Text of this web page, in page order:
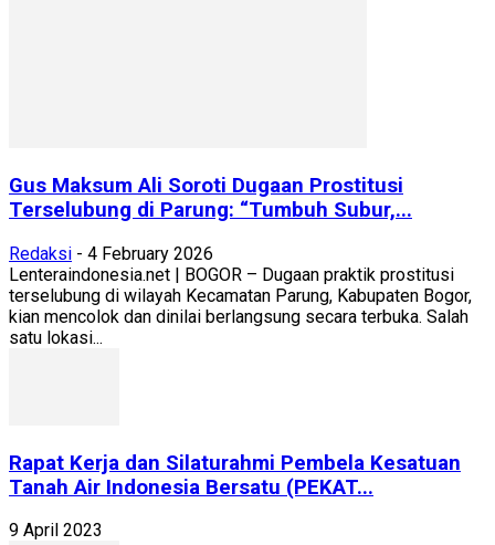
Gus Maksum Ali Soroti Dugaan Prostitusi
Terselubung di Parung: “Tumbuh Subur,...
Redaksi - 4 February 2026
Lenteraindonesia.net | BOGOR – Dugaan praktik prostitusi
terselubung di wilayah Kecamatan Parung, Kabupaten Bogor,
kian mencolok dan dinilai berlangsung secara terbuka. Salah
satu lokasi...
Rapat Kerja dan Silaturahmi Pembela Kesatuan
Tanah Air Indonesia Bersatu (PEKAT...
9 April 2023